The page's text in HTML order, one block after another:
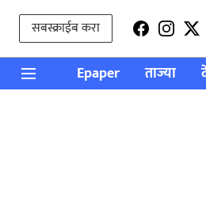
सबस्क्राईब करा
Epaper ताज्या